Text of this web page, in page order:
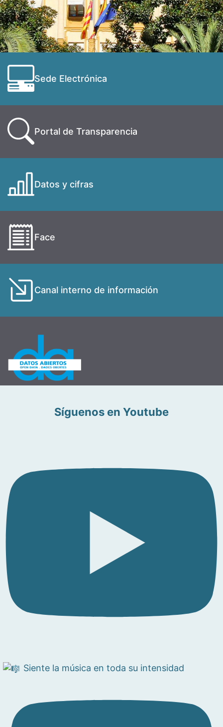
Sede Electrónica
Portal de Transparencia
Datos y cifras
Face
Canal interno de información
Síguenos en Youtube
Siente la música en toda su intensidad